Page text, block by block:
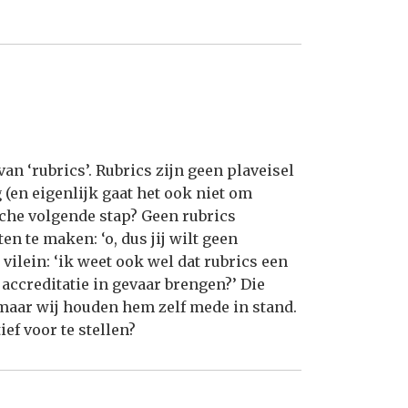
‘rubrics’. Rubrics zijn geen plaveisel
eigenlijk gaat het ook niet om
volgende stap? Geen rubrics
te maken: ‘o, dus jij wilt geen
‘ik weet ook wel dat rubrics een
in gevaar brengen?’ Die
wij houden hem zelf mede in stand.
voor te stellen?